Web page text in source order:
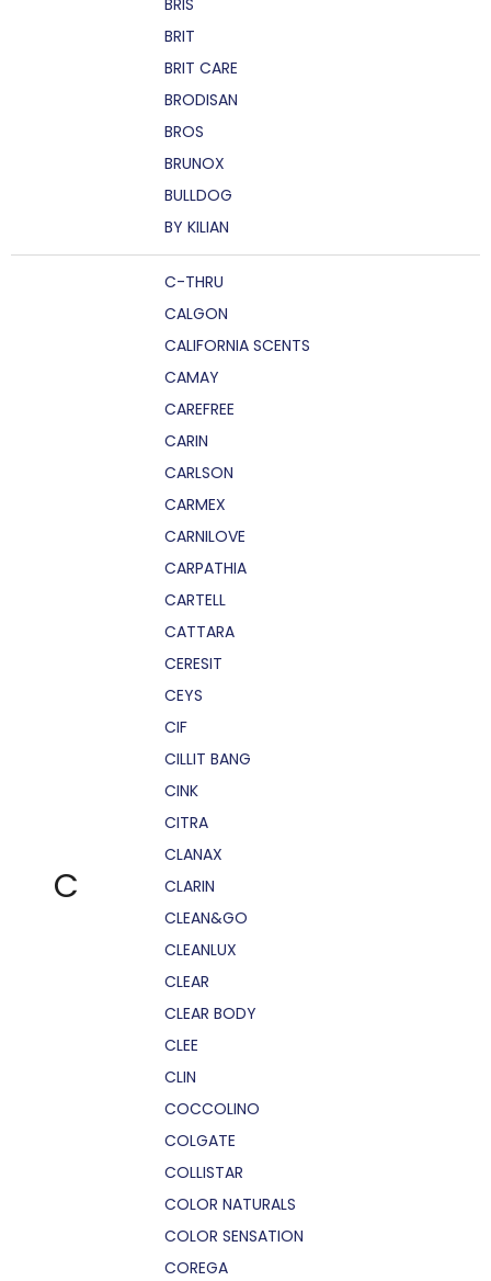
BRIS
BRIT
BRIT CARE
BRODISAN
BROS
BRUNOX
BULLDOG
BY KILIAN
C
C-THRU
CALGON
CALIFORNIA SCENTS
CAMAY
CAREFREE
CARIN
CARLSON
CARMEX
CARNILOVE
CARPATHIA
CARTELL
CATTARA
CERESIT
CEYS
CIF
CILLIT BANG
CINK
CITRA
CLANAX
CLARIN
CLEAN&GO
CLEANLUX
CLEAR
CLEAR BODY
CLEE
CLIN
COCCOLINO
COLGATE
COLLISTAR
COLOR NATURALS
COLOR SENSATION
COREGA